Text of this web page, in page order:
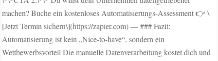
machen? Buche ein kostenloses Automatisierungs-Assessment 👉 \
[Jetzt Termin sichern\](https://zapier.com) — ### Fazit:
Automatisierung ist kein „Nice-to-have“, sondern ein
Wettbewerbsvorteil Die manuelle Datenverarbeitung kostet dich und